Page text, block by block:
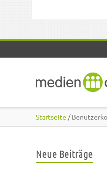
Startseite /
Neue Beiträge